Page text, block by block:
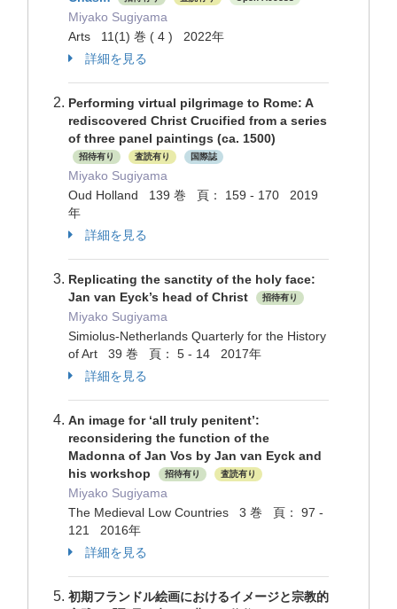
Miyako Sugiyama
Arts 11(1) 巻 ( 4 ) 2022年
詳細を見る
Performing virtual pilgrimage to Rome: A
rediscovered Christ Crucified from a series
of three panel paintings (ca. 1500)
招待有り 査読有り 国際誌
Miyako Sugiyama
Oud Holland 139 巻 頁： 159 - 170 2019
年
詳細を見る
Replicating the sanctity of the holy face:
Jan van Eyck’s head of Christ
招待有り
Miyako Sugiyama
Simiolus-Netherlands Quarterly for the History
of Art 39 巻 頁： 5 - 14 2017年
詳細を見る
An image for ‘all truly penitent’:
reconsidering the function of the
Madonna of Jan Vos by Jan van Eyck and
his workshop
招待有り 査読有り
Miyako Sugiyama
The Medieval Low Countries 3 巻 頁： 97 -
121 2016年
詳細を見る
初期フランドル絵画におけるイメージと宗教的